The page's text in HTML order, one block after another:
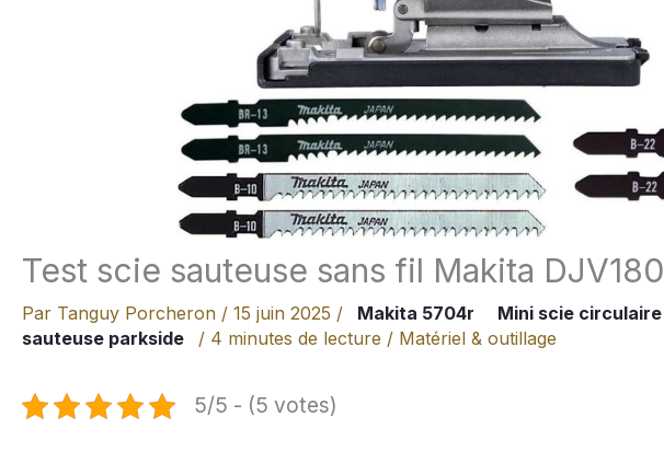
Test scie sauteuse sans fil Makita
Par Tanguy Porcheron / 15 juin 2025 / Makita 5704r Mini scie circulaire
sauteuse parkside
/ 4 minutes de lecture / Matériel & outillage
5/5 - (5 votes)